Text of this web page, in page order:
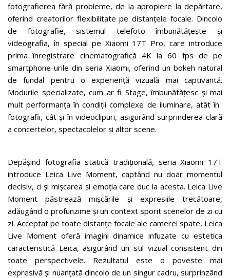
fotografierea fără probleme, de la apropiere la depărtare,
oferind creatorilor flexibilitate pe distanțele focale. Dincolo
de fotografie, sistemul telefoto îmbunătățește și
videografia, în special pe Xiaomi 17T Pro, care introduce
prima înregistrare cinematografică 4K la 60 fps de pe
smartphone-urile din seria Xiaomi, oferind un bokeh natural
de fundal pentru o experiență vizuală mai captivantă.
Modurile specializate, cum ar fi Stage, îmbunătățesc și mai
mult performanța în condiții complexe de iluminare, atât în ​​
fotografii, cât și în videoclipuri, asigurând surprinderea clară
a concertelor, spectacolelor și altor scene.
Depășind fotografia statică tradițională, seria Xiaomi 17T
introduce Leica Live Moment, captând nu doar momentul
decisiv, ci și mișcarea și emoția care duc la acesta. Leica Live
Moment păstrează mișcările și expresiile trecătoare,
adăugând o profunzime și un context sporit scenelor de zi cu
zi. Acceptat pe toate distanțe focale ale camerei spate, Leica
Live Moment oferă imagini dinamice infuzate cu estetica
caracteristică Leica, asigurând un stil vizual consistent din
toate perspectivele. Rezultatul este o poveste mai
expresivă și nuanțată dincolo de un singur cadru, surprinzând